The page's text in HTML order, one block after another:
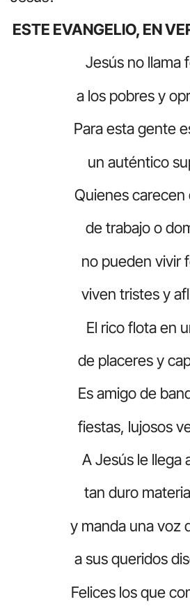
ESTE EVANGELIO, EN
Jesús no llama
a los pobres y
Para esta gente
un auténtico
Quienes carecen
de trabajo o
no pueden vivir
viven tristes y
El rico flota en
de placeres y
Es amigo de
fiestas, lujosos
A Jesús le llega
tan duro
y manda una voz
a sus queridos
Felices los que